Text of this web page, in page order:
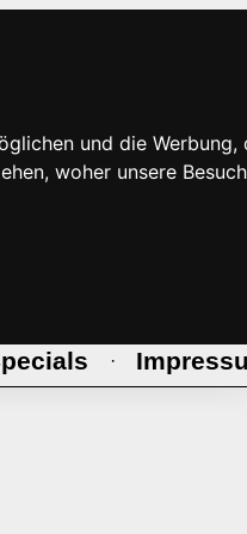
und die Werbung,
woher unsere
·